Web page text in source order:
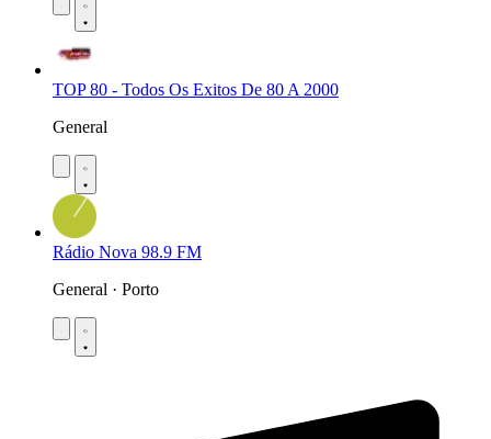
TOP 80 - Todos Os Exitos De 80 A 2000
General
Rádio Nova 98.9 FM
General · Porto